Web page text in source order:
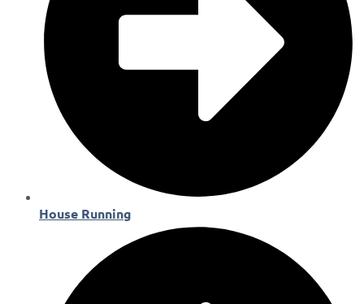
House Running